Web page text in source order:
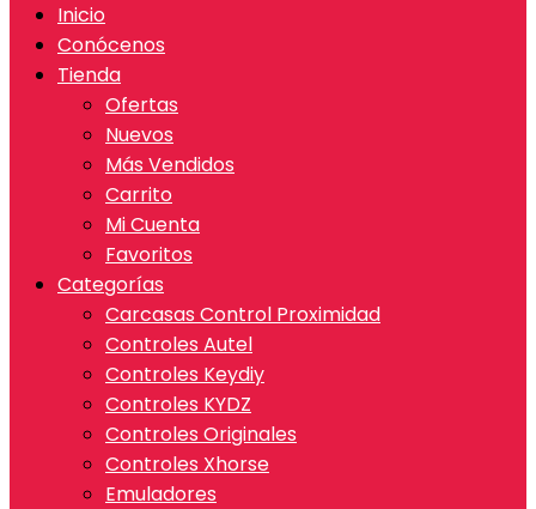
Inicio
Conócenos
Tienda
Ofertas
Nuevos
Más Vendidos
Carrito
Mi Cuenta
Favoritos
Categorías
Carcasas Control Proximidad
Controles Autel
Controles Keydiy
Controles KYDZ
Controles Originales
Controles Xhorse
Emuladores